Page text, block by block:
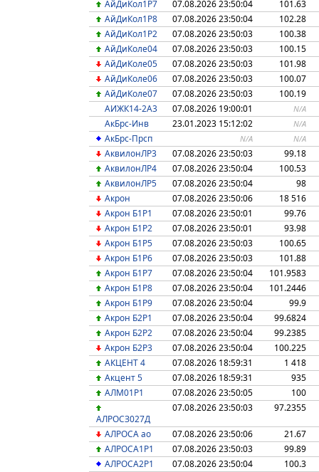
АйДиКол1P7 07.08.2026 23:50:04
101.63
АйДиКол1P8
07.08.2026 23:50:04
102.28
АйДиКол1Р2
07.08.2026 23:50:03
100.38
АйДиКоле04
07.08.2026 23:50:03
100.15
АйДиКоле05
07.08.2026 23:50:03
101.98
АйДиКоле06
07.08.2026 23:50:03
100.07
АйДиКоле07
07.08.2026 23:50:03
100.19
АИЖК14-2А3
07.08.2026 19:00:01 N/A
АкБрс-Инв 23.01.2023 15:12:02 N/A
АкБрс-Прсп N/A N/A
АквилонЛP3 07.08.2026 23:50:03
99.18
АквилонЛP4
07.08.2026 23:50:04
100.53
АквилонЛР5
07.08.2026 23:50:04
98
Акрон
07.08.2026 23:50:06
18 516
Акрон Б1P1
07.08.2026 23:50:01
99.76
Акрон Б1P2
07.08.2026 23:50:01
93.98
Акрон Б1P5
07.08.2026 23:50:03
100.65
Акрон Б1P6
07.08.2026 23:50:03
101.88
Акрон Б1P7
07.08.2026 23:50:04
101.9583
Акрон Б1P8
07.08.2026 23:50:04
101.2446
Акрон Б1P9
07.08.2026 23:50:04
99.9
Акрон Б2P1
07.08.2026 23:50:04
99.6824
Акрон Б2P2
07.08.2026 23:50:04
99.2385
Акрон Б2P3
07.08.2026 23:50:04
100.225
АКЦЕНТ 4
07.08.2026 18:59:31
1 418
Акцент 5
07.08.2026 18:59:31
935
АЛМ01Р1
07.08.2026 23:50:05 100
АЛРОCЗ027Д
07.08.2026 23:50:03 97.2355
АЛРОСА ао 07.08.2026 23:50:06
21.67
АЛРОСА1Р1
07.08.2026 23:50:03
99.89
АЛРОСА2Р1
07.08.2026 23:50:04
100.3